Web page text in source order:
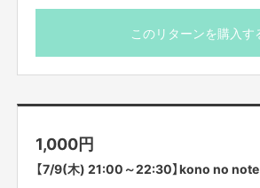
※こちらのリターンは7/20(月)23:59ま
ってのご注意事項】を必ずご一読くださ
このリターンを購入す
1,000円
【7/9(木) 21:00～22:30】kono no